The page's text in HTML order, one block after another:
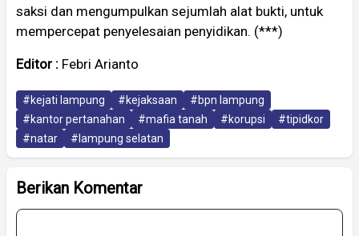
saksi dan mengumpulkan sejumlah alat bukti, untuk
mempercepat penyelesaian penyidikan. (***)
Editor : Febri Arianto
#kejati lampung #kejaksaan
#bpn lampung
#kantor pertanahan
#mafia tanah #korupsi
#tipidkor
#natar
#lampung selatan
Berikan Komentar